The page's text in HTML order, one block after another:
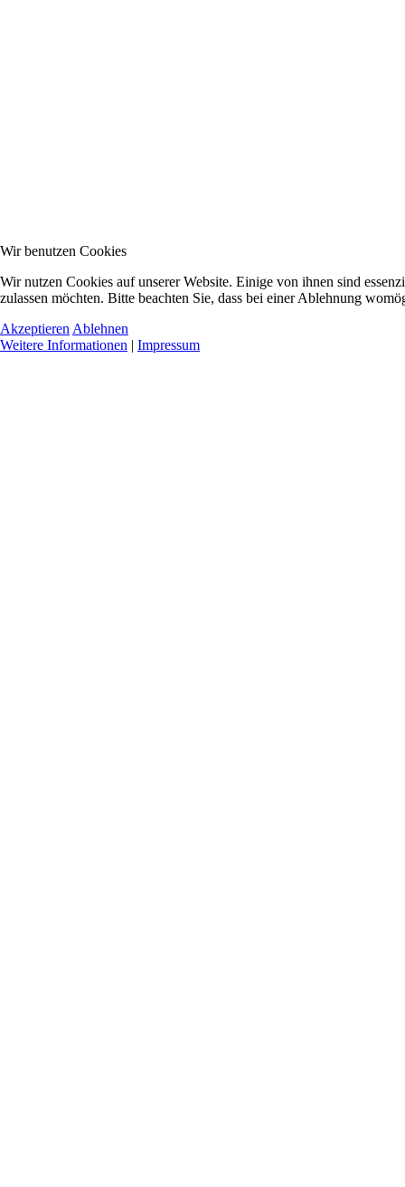
Wir benutzen Cookies
Wir nutzen Cookies auf unserer Website. Einige von ihnen sind
zulassen möchten. Bitte beachten Sie, dass bei einer Ablehnung
Akzeptieren Ablehnen
Weitere Informationen | Impressum